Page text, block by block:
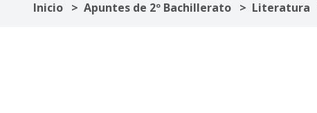
Inicio Apuntes de 2º Bachillerato Literatura